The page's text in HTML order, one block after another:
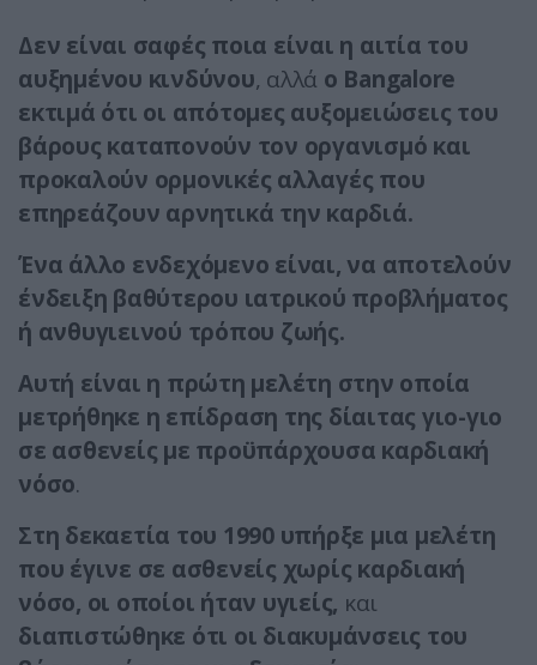
Δεν είναι σαφές ποια είναι η αιτία του
αυξημένου κινδύνου, αλλά ο Bangalore
εκτιμά ότι οι απότομες αυξομειώσεις του
βάρους καταπονούν τον οργανισμό και
προκαλούν ορμονικές αλλαγές που
επηρεάζουν αρνητικά την καρδιά.
Ένα άλλο ενδεχόμενο είναι, να αποτελούν
ένδειξη βαθύτερου ιατρικού προβλήματος
ή ανθυγιεινού τρόπου ζωής.
Αυτή είναι η πρώτη μελέτη στην οποία
μετρήθηκε η επίδραση της δίαιτας γιο-γιο
σε ασθενείς με προϋπάρχουσα καρδιακή
νόσο.
Στη δεκαετία του 1990 υπήρξε μια μελέτη
που έγινε σε ασθενείς χωρίς καρδιακή
νόσο, οι οποίοι ήταν υγιείς, και
διαπιστώθηκε ότι οι διακυμάνσεις του